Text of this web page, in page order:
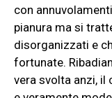
con
pianura ma si
disorganizzati e
fortunate.
vera svolta anzi,